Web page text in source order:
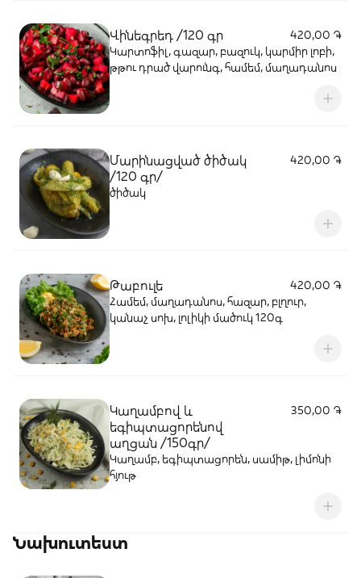
Վինեգրեդ /120 գր
420,00 ֏
Կարտոֆիլ, գազար, բազուկ, կարմիր լոբի,
թթու դրած վարունգ, համեմ, մաղադանոս
Մարինացված ծիծակ
/120 գր/
420,00 ֏
ծիծակ
Թաբուլե
420,00 ֏
Համեմ, մաղադանոս, հազար, բլղուր,
կանաչ սոխ, լոլիկի մածուկ 120գ
Կաղամբով և
եգիպտացորենով
աղցան /150գր/
350,00 ֏
Կաղամբ, եգիպտացորեն, սամիթ, լիմոնի
հյութ
Նախուտեստ